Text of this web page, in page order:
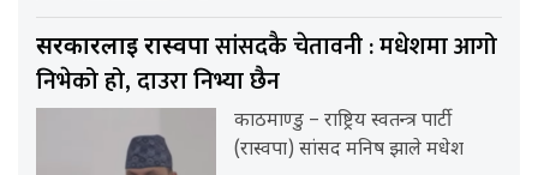
सरकारलाई रास्वपासांसदकै चेतावनी : मधेशमा आगो
निभेको हो, दाउरा निभ्या छैन
काठमाण्डु – राष्ट्रिय स्वतन्त्र पार्टी
(रास्वपा) सांसद मनिष झाले मधेश